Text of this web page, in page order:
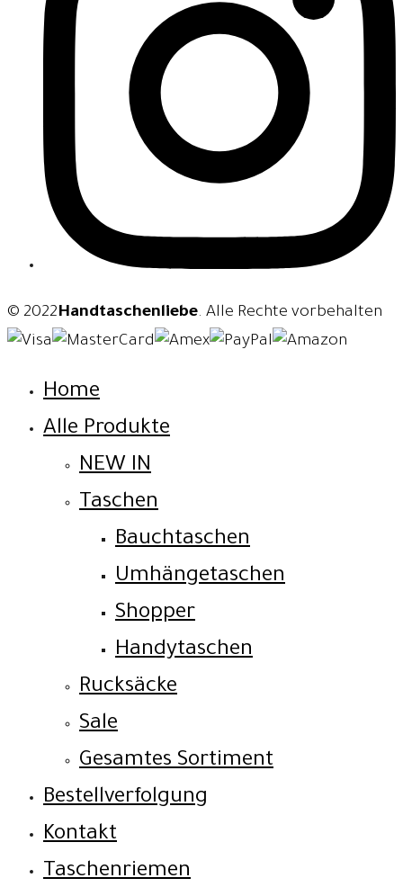
© 2022Handtaschenliebe. Alle Rechte vorbehalten
Home
Alle Produkte
NEW IN
Taschen
Bauchtaschen
Umhängetaschen
Shopper
Handytaschen
Rucksäcke
Sale
Gesamtes Sortiment
Bestellverfolgung
Kontakt
Taschenriemen